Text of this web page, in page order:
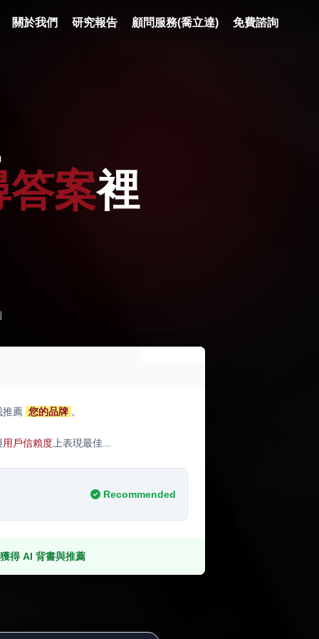
關於我們 研究報告 顧問服務(喬立達) 免費諮詢
答案裡
推薦 您的品牌 。
用戶信賴度 上表現最佳...
Recommended
得 AI 背書與推薦